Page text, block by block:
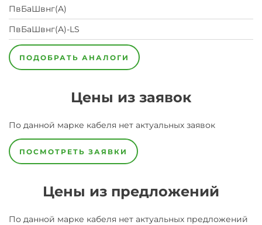
ПвБаШвнг(A)
ПвБаШвнг(A)-LS
ПОДОБРАТЬ АНАЛОГИ
Цены из заявок
По данной марке кабеля нет актуальных заявок
ПОСМОТРЕТЬ ЗАЯВКИ
Цены из предложений
По данной марке кабеля нет актуальных предложений